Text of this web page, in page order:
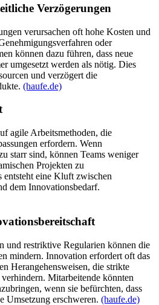
Verzögerungen
verursachen oft hohe Kosten und
oder
können dazu führen, dass neue
umgesetzt werden als nötig. Dies
und verzögert die
(haufe.de)
agile Arbeitsmethoden, die
erfordern. Wenn
starr sind, können Teams weniger
Projekten zu
entsteht eine Kluft zwischen
dem Innovationsbedarf.
und restriktive Regularien können die
mindern. Innovation erfordert oft das
Herangehensweisen, die strikte
Mitarbeitende könnten
wenn sie befürchten, dass
Umsetzung erschweren. (haufe.de)